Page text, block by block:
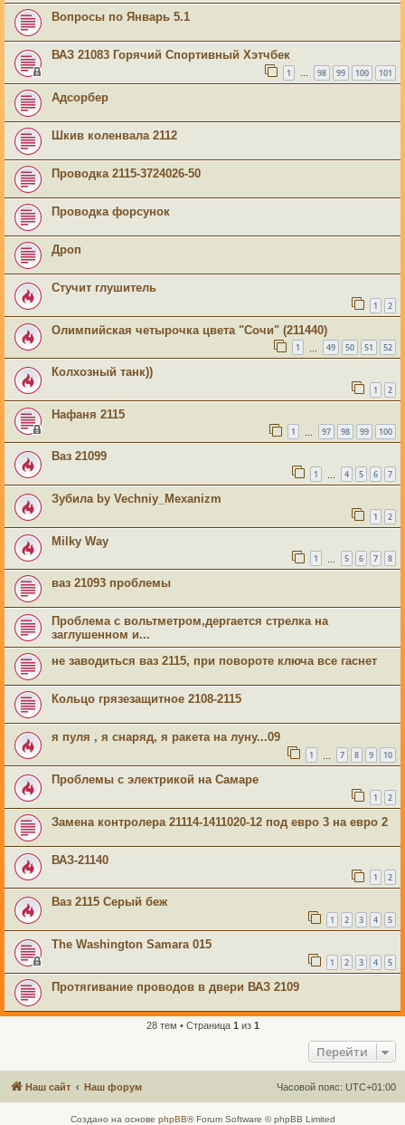
Вопросы по Январь 5.1
ВАЗ 21083 Горячий Спортивный Хэтчбек
1 … 98 99 100 101
Адсорбер
Шкив коленвала 2112
Проводка 2115-3724026-50
Проводка форсунок
Дроп
Стучит глушитель
1 2
Олимпийская четырочка цвета "Сочи" (211440)
1 49 50 51 52
Колхозный танк))
1 2
Нафаня 2115
1 97 98 99 100
Ваз 21099
1 4 5 6 7
Зубила by Vechniy_Mexanizm
1 2
Milky Way
1 5 6 7 8
ваз 21093 проблемы
Проблема с вольтметром,дергается стрелка на
заглушенном и...
не заводиться ваз 2115, при повороте ключа все гаснет
Кольцо грязезащитное 2108-2115
я пуля , я снаряд, я ракета на луну...09
1 7 8 9 10
Проблемы с электрикой на Самаре
1 2
Замена контролера 21114-1411020-12 под евро 3 на евро 2
ВАЗ-21140
1 2
Ваз 2115 Серый беж
1 2 3 4 5
The Washington Samara 015
1 2 3 4 5
Протягивание проводов в двери ВАЗ 2109
28 тем • Страница 1 из 1
Перейти
Наш сайт Наш форум Часовой пояс: UTC+01:00
Создано на основе phpBB® Forum Software © phpBB Limited